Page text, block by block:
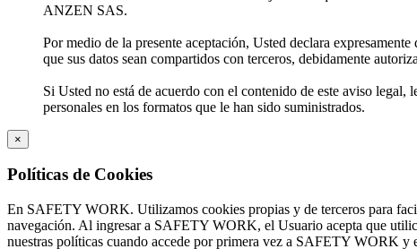
ANZEN SAS.
Por medio de la presente aceptación, Usted declara
que sus datos sean compartidos con terceros, debidamente
Si Usted no está de acuerdo con el contenido de este aviso legal,
personales en los formatos que le han sido suministrados.
×
Políticas de Cookies
En SAFETY WORK. Utilizamos cookies propias y de terceros para
navegación. Al ingresar a SAFETY WORK, el Usuario acepta que
nuestras políticas cuando accede por primera vez a SAFETY WORK y